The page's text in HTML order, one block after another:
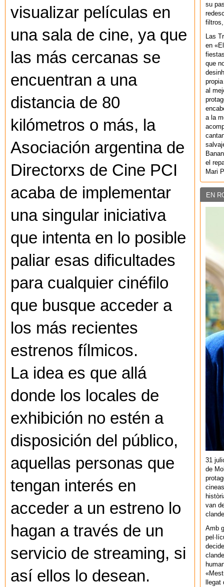
visualizar películas en
una sala de cine, ya que
las más cercanas se
encuentran a una
distancia de 80
kilómetros o más, la
Asociación argentina de
Directorxs de Cine PCI
acaba de implementar
una singular iniciativa
que intenta en lo posible
paliar esas dificultades
para cualquier cinéfilo
que busque acceder a
los más recientes
estrenos fílmicos.
La idea es que allá
donde los locales de
exhibición no estén a
disposición del público,
aquellas personas que
tengan interés en
acceder a un estreno lo
hagan a través de un
servicio de streaming, si
así ellos lo desean.
su
filtros,
Las
en
que
al
a la
el
Mari
EN
31
de
van
Amb